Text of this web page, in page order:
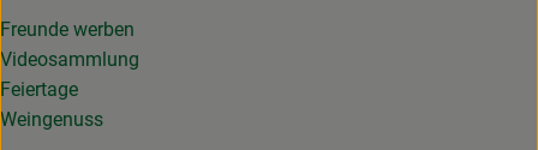
Freunde werben
Videosammlung
Feiertage
Weingenuss